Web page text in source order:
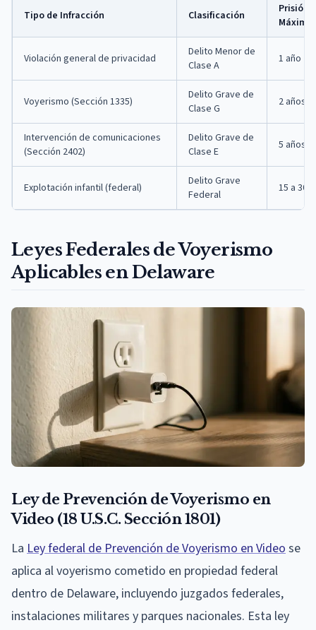
Tipo de Infracción Clasificación
Prisión
Máxima
Violación general de privacidad
Delito Menor de
Clase A
1 año
Voyerismo (Sección 1335)
Delito Grave de
Clase G
2 años
Intervención de comunicaciones
(Sección 2402)
Delito Grave de
Clase E
5 años
Explotación infantil (federal)
Delito Grave
Federal
15 a 30
Leyes Federales de Voyerismo
Aplicables en Delaware
Ley de Prevención de Voyerismo en
Video (18 U.S.C. Sección 1801)
La Ley federal de Prevención de Voyerismo en Videose
aplica al voyerismo cometido en propiedad federal
dentro de Delaware, incluyendo juzgados federales,
instalaciones militares y parques nacionales. Esta ley